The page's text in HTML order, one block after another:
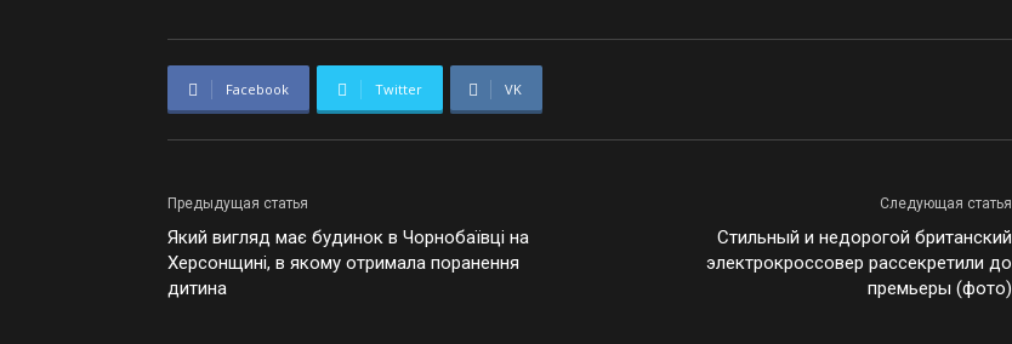
Facebook Twitter VK
Предыдущая статья
Який вигляд має будинок в Чорнобаївці на
Херсонщині, в якому отримала поранення
дитина
Следующая статья
Стильный и недорогой британский
электрокроссовер рассекретили до
премьеры (фото)